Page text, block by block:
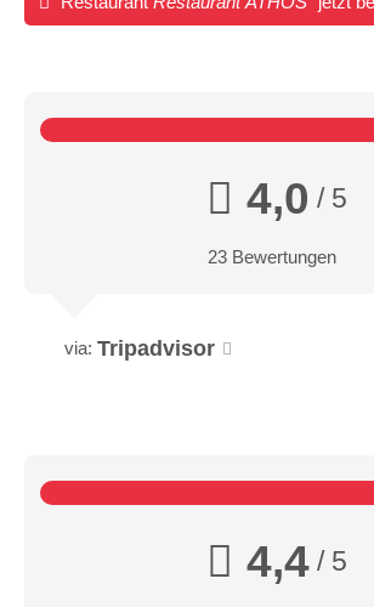
4,0 / 5
23 Bewertungen
via: Tripadvisor
4,4/ 5